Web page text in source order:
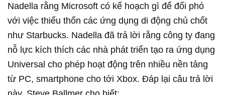
Nadella rằng Microsoft có kế hoạch gì để đối phó
với việc thiếu thốn các ứng dụng di động chủ chốt
như Starbucks. Nadella đã trả lời rằng công ty đang
nỗ lực kích thích các nhà phát triển tạo ra ứng dụng
Universal cho phép hoạt động trên nhiều nền tảng
từ PC, smartphone cho tới Xbox. Đáp lại câu trả lời